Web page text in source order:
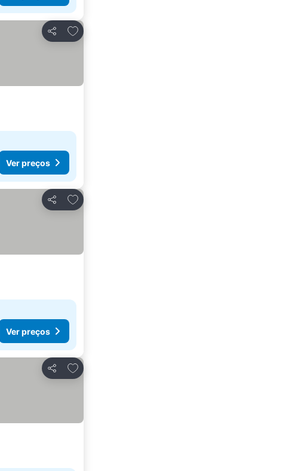
Partilhar
Adicionar aos favoritos
Ver preços
Partilhar
Adicionar aos favoritos
Ver preços
Partilhar
Adicionar aos favoritos